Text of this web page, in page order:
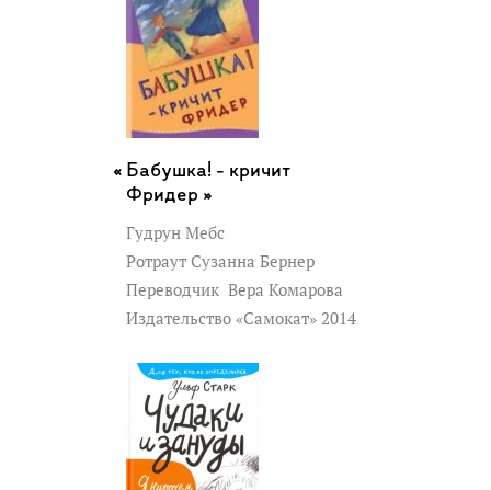
Бабушка! - кричит
Фридер »
Гудрун Мебс
Ротраут Сузанна Бернер
Переводчик Вера Комарова
Издательство «Самокат» 2014